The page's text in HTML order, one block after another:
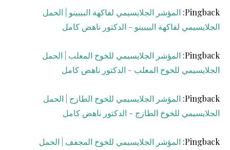
Pingback: المؤشر الجلايسيمي لفاكهة البيبينو | الحمل
الجلايسيمي لفاكهة البيبينو - الدكتور ناهض كامل
Pingback: المؤشر الجلايسيمي للخوخ المعلب | الحمل
الجلايسيمي للخوخ المعلب - الدكتور ناهض كامل
Pingback: المؤشر الجلايسيمي للخوخ الطازج | الحمل
الجلايسيمي للخوخ الطازج - الدكتور ناهض كامل
Pingback: المؤشر الجلايسيمي للخوخ المجفف | الحمل